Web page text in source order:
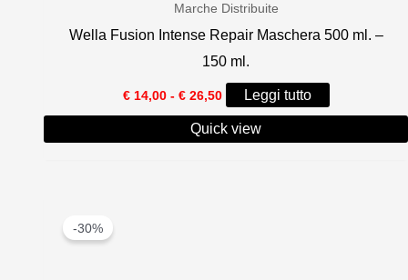
Marche Distribuite
Wella Fusion Intense Repair Maschera 500 ml. –
150 ml.
€14,00 - €26,50Fascia
di
prezzo:
da
Leggi tutto
Quick view
-30%